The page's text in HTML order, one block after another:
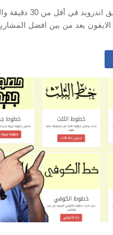
كيفية انشاء تطبيق
الايفون يعد من بين افضل